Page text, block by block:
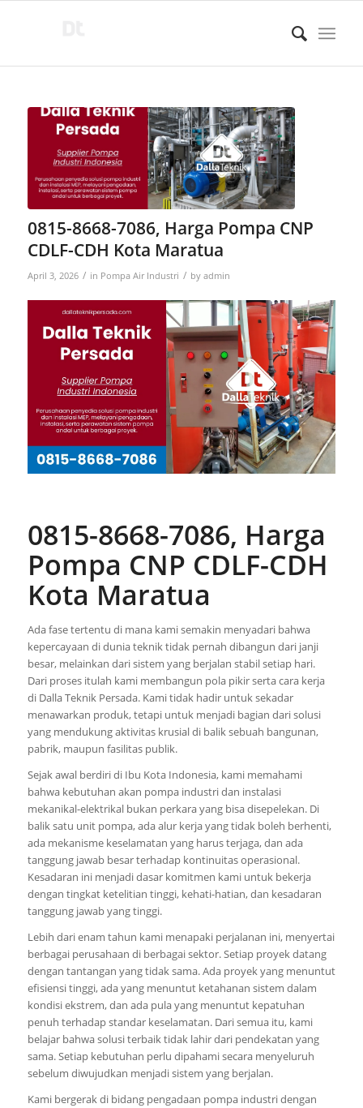
0815-8668-7086, Harga Pompa CNP
CDLF-CDH Kota Maratua
April 3, 2026 / in Pompa Air Industri / by admin
0815-8668-7086, Harga
Pompa CNP CDLF-CDH
Kota Maratua
Ada fase tertentu di mana kami semakin menyadari bahwa
kepercayaan di dunia teknik tidak pernah dibangun dari janji
besar, melainkan dari sistem yang berjalan stabil setiap hari.
Dari proses itulah kami membangun pola pikir serta cara kerja
di Dalla Teknik Persada. Kami tidak hadir untuk sekadar
menawarkan produk, tetapi untuk menjadi bagian dari solusi
yang mendukung aktivitas krusial di balik sebuah bangunan,
pabrik, maupun fasilitas publik.
Sejak awal berdiri di Ibu Kota Indonesia, kami memahami
bahwa kebutuhan akan pompa industri dan instalasi
mekanikal-elektrikal bukan perkara yang bisa disepelekan. Di
balik satu unit pompa, ada alur kerja yang tidak boleh berhenti,
ada mekanisme keselamatan yang harus terjaga, dan ada
tanggung jawab besar terhadap kontinuitas operasional.
Kesadaran ini menjadi dasar komitmen kami untuk bekerja
dengan tingkat ketelitian tinggi, kehati-hatian, dan kesadaran
tanggung jawab yang tinggi.
Lebih dari enam tahun kami menapaki perjalanan ini, menyertai
berbagai perusahaan di berbagai sektor. Setiap proyek datang
dengan tantangan yang tidak sama. Ada proyek yang menuntut
efisiensi tinggi, ada yang menuntut ketahanan sistem dalam
kondisi ekstrem, dan ada pula yang menuntut kepatuhan
penuh terhadap standar keselamatan. Dari semua itu, kami
belajar bahwa solusi terbaik tidak lahir dari pendekatan yang
sama. Setiap kebutuhan perlu dipahami secara menyeluruh
sebelum diwujudkan menjadi sistem yang berjalan.
Kami bergerak di bidang pengadaan pompa industri dengan